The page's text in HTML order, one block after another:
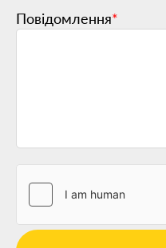
Повідомлення*